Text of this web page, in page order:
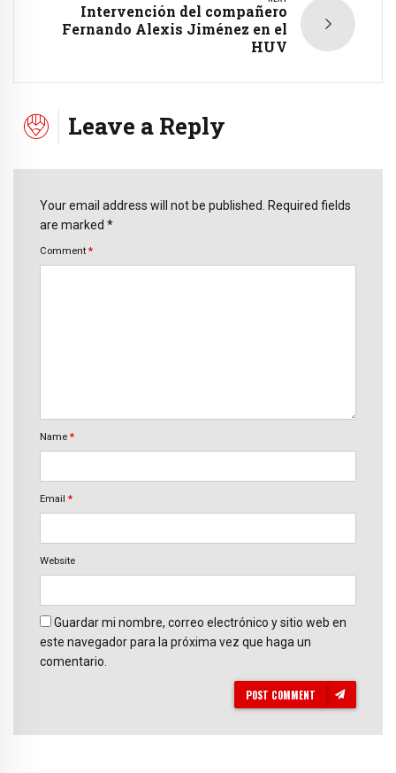
Intervención del compañero
Fernando Alexis Jiménez en el
HUV
Leave a Reply
Your email address will not be published. Required fields
are marked *
Comment *
Name *
Email *
Website
Guardar mi nombre, correo electrónico y sitio web en
este navegador para la próxima vez que haga un
comentario.
POST COMMENT